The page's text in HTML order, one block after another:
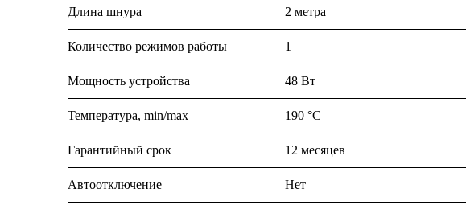
Длина шнура 2 метра
Количество режимов работы 1
Мощность устройства 48 Вт
Температура, min/max 190 °C
Гарантийный срок 12 месяцев
Автоотключение Нет